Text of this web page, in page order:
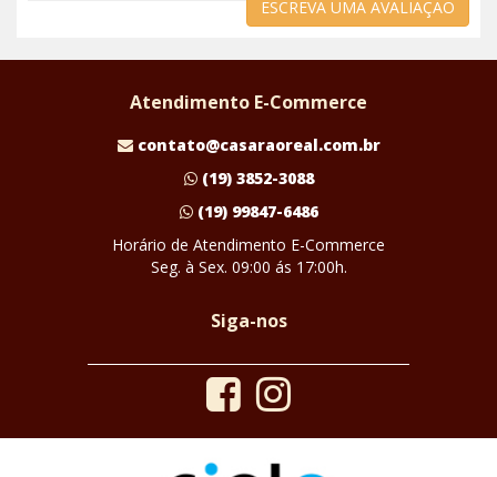
ESCREVA UMA AVALIAÇÃO
Atendimento E-Commerce
contato@casaraoreal.com.br
(19) 3852-3088
(19) 99847-6486
Horário de Atendimento E-Commerce
Seg. à Sex. 09:00 ás 17:00h.
Siga-nos